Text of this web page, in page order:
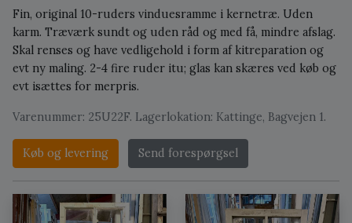
Fin, original 10-ruders vinduesramme i kernetræ. Uden
karm. Træværk sundt og uden råd og med få, mindre afslag.
Skal renses og have vedligehold i form af kitreparation og
evt ny maling. 2-4 fire ruder itu; glas kan skæres ved køb og
evt isættes for merpris.
Varenummer: 25U22F. Lagerlokation: Kattinge, Bagvejen 1.
Køb og levering Send forespørgsel